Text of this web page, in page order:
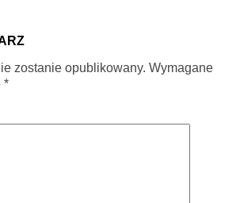
zostanie opublikowany. Wymagane
*